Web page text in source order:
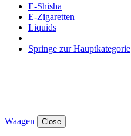
E-Shisha
E-Zigaretten
Liquids
Springe zur Hauptkategorie
Waagen Close